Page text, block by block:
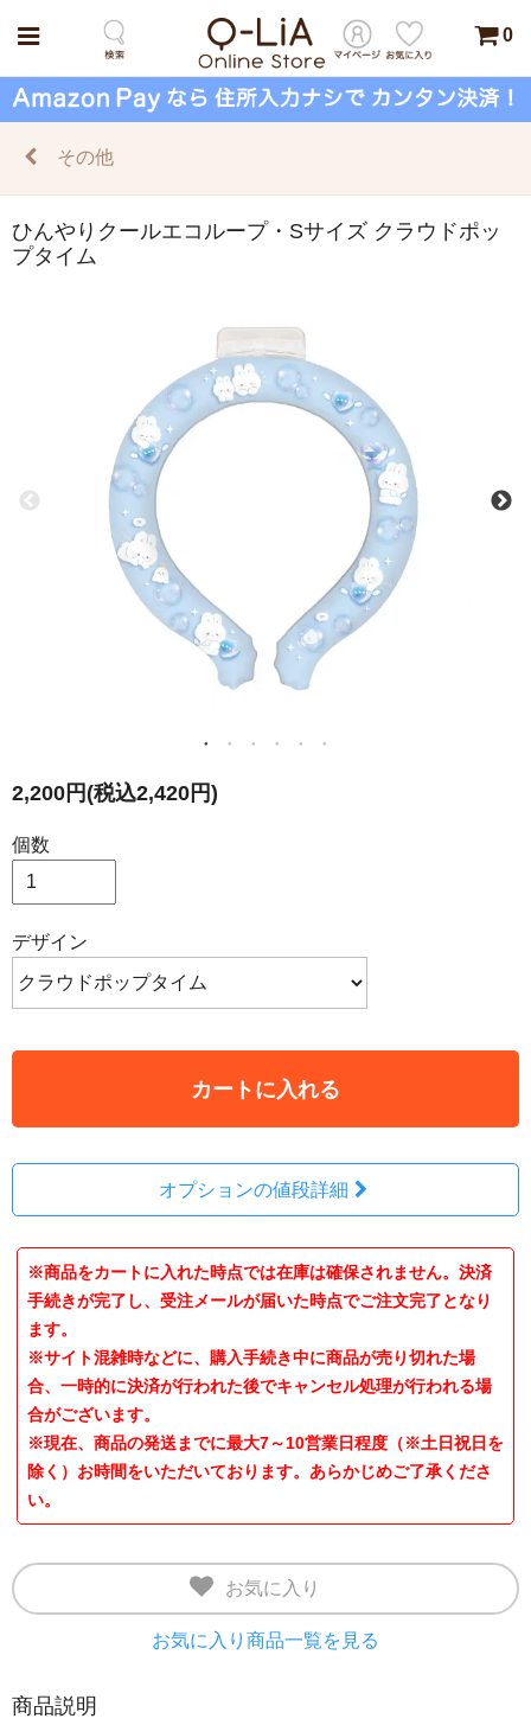
0
その他
ひんやりクールエコループ・Sサイズ クラウドポッ
プタイム
2,200円(税込2,420円)
個数
デザイン
カートに入れる
オプションの値段詳細
※商品をカートに入れた時点では在庫は確保されません。決済
手続きが完了し、受注メールが届いた時点でご注文完了となり
ます。
※サイト混雑時などに、購入手続き中に商品が売り切れた場
合、一時的に決済が行われた後でキャンセル処理が行われる場
合がございます。
※現在、商品の発送までに最大7～10営業日程度（※土日祝日を
除く）お時間をいただいております。あらかじめご了承くださ
い。
お気に入り
お気に入り商品一覧を見る
商品説明